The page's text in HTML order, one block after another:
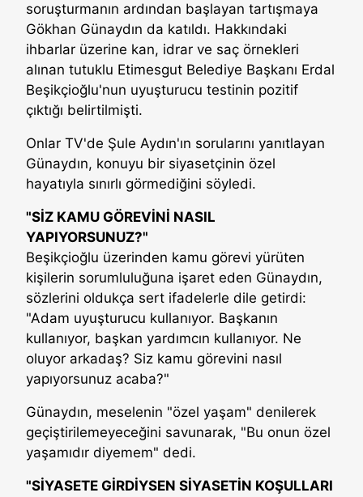
soruşturmanın ardından başlayan tartışmaya
Gökhan Günaydın da katıldı. Hakkındaki
ihbarlar üzerine kan, idrar ve saç örnekleri
alınan tutuklu Etimesgut Belediye Başkanı Erdal
Beşikçioğlu'nun uyuşturucu testinin pozitif
çıktığı belirtilmişti.
Onlar TV'de Şule Aydın'ın sorularını yanıtlayan
Günaydın, konuyu bir siyasetçinin özel
hayatıyla sınırlı görmediğini söyledi.
"SİZ KAMU GÖREVİNİ NASIL
YAPIYORSUNUZ?"
Beşikçioğlu üzerinden kamu görevi yürüten
kişilerin sorumluluğuna işaret eden Günaydın,
sözlerini oldukça sert ifadelerle dile getirdi:
"Adam uyuşturucu kullanıyor. Başkanın
kullanıyor, başkan yardımcın kullanıyor. Ne
oluyor arkadaş? Siz kamu görevini nasıl
yapıyorsunuz acaba?"
Günaydın, meselenin "özel yaşam" denilerek
geçiştirilemeyeceğini savunarak, "Bu onun özel
yaşamıdır diyemem" dedi.
"SİYASETE GİRDİYSEN SİYASETİN KOŞULLARI